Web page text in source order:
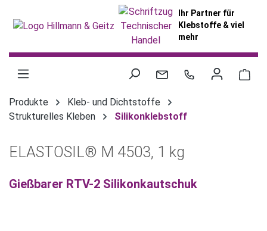
Ihr Partner für
Klebstoffe & viel
mehr
Produkte
Kleb- und Dichtstoffe
Strukturelles Kleben
Silikonklebstoff
ELASTOSIL® M 4503, 1 kg
Gießbarer RTV-2 Silikonkautschuk